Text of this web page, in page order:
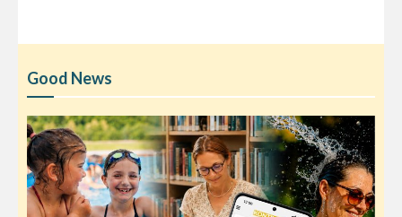
Good News